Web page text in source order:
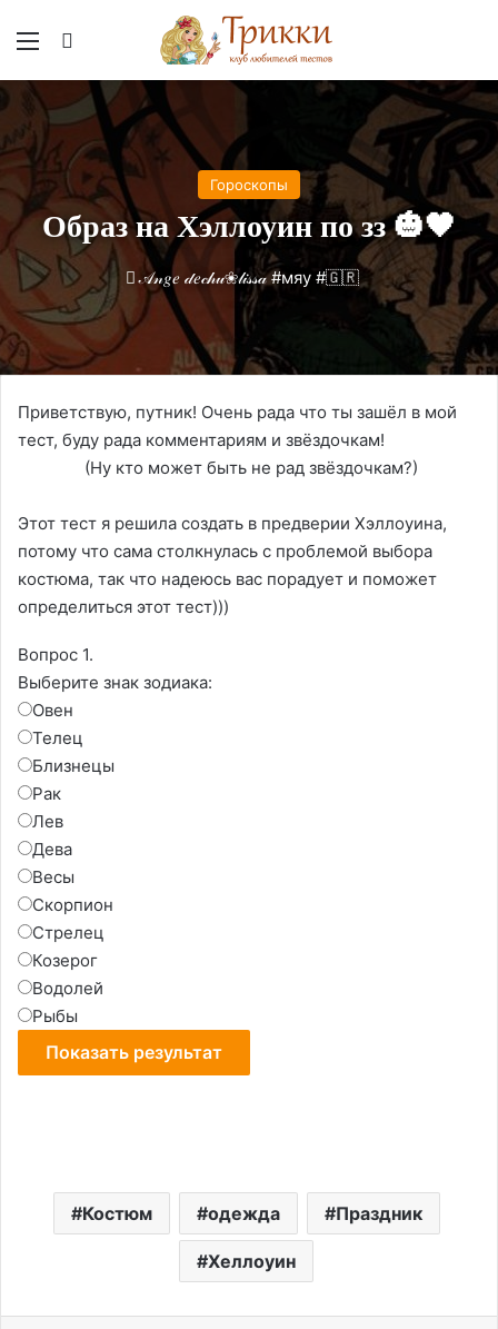
Меню
Гороскопы
Образ на Хэллоуин по зз 🎃🖤
𝒜𝓃𝑔𝑒 𝒹𝑒𝒸𝒽𝓊❀𝓁𝒾𝓈𝓈𝒶 #мяу #🇬🇷
Приветствую, путник! Очень рада что ты зашёл в мой
тест, буду рада комментариям и звёздочкам!
(Ну кто может быть не рад звёздочкам?)
Этот тест я решила создать в предверии Хэллоуина,
потому что сама столкнулась с проблемой выбора
костюма, так что надеюсь вас порадует и поможет
определиться этот тест)))
Вопрос 1.
Выберите знак зодиака:
Овен
Телец
Близнецы
Рак
Лев
Дева
Весы
Скорпион
Стрелец
Козерог
Водолей
Рыбы
Костюм одежда Праздник
Хеллоуин